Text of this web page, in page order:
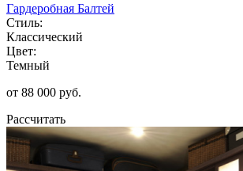
Гардеробная Балтей
Стиль:
Классический
Цвет:
Темный
от 88 000 руб.
Рассчитать